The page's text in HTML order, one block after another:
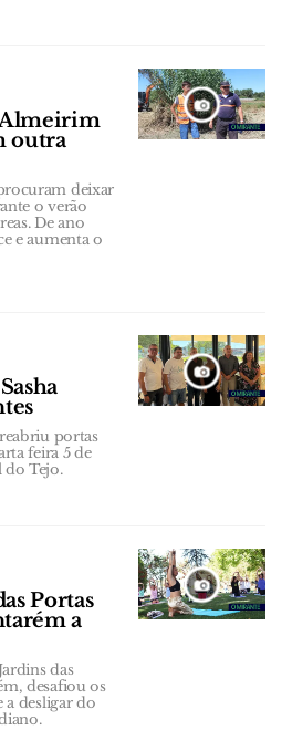
outra
deixar
o verão
De ano
e aumenta o
portas
feira 5 de
do Tejo.
Portas
a
das
desafiou os
a desligar do